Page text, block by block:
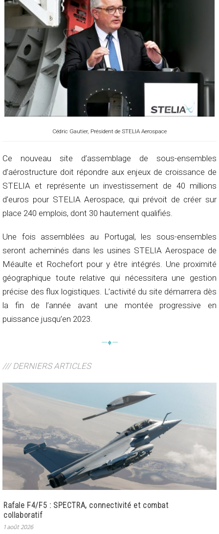
Cédric Gautier, Président de STELIA Aerospace
Ce nouveau site d’assemblage de sous-ensembles
d’aérostructure doit répondre aux enjeux de croissance de
STELIA et représente un investissement de 40 millions
d’euros pour STELIA Aerospace, qui prévoit de créer sur
place 240 emplois, dont 30 hautement qualifiés.
Une fois assemblées au Portugal, les sous-ensembles
seront acheminés dans les usines STELIA Aerospace de
Méaulte et Rochefort pour y être intégrés. Une proximité
géographique toute relative qui nécessitera une gestion
précise des flux logistiques. L’activité du site démarrera dès
la fin de l’année avant une montée progressive en
puissance jusqu’en 2023.
—♦—
/// DERNIERS ARTICLES
Rafale F4/F5 : SPECTRA, connectivité et combat
collaboratif
1 août 2026